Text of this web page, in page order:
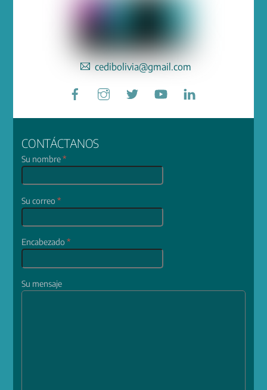
cedibolivia@gmail.com
Facebook
CONTÁCTANOS
Su nombre*
Su correo*
Encabezado*
Su mensaje